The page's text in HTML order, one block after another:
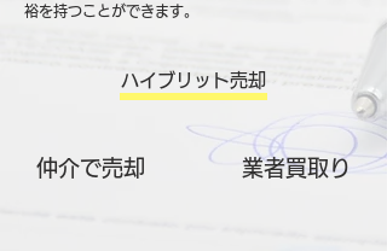
裕を持つことができます。
ハイブリット売却
仲介で売却 ​業者買取り